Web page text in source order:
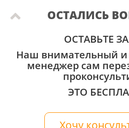
ОСТАЛИСЬ
ОСТАВЬТЕ
Наш внимательный и
менеджер сам
ЭТО
Хочу